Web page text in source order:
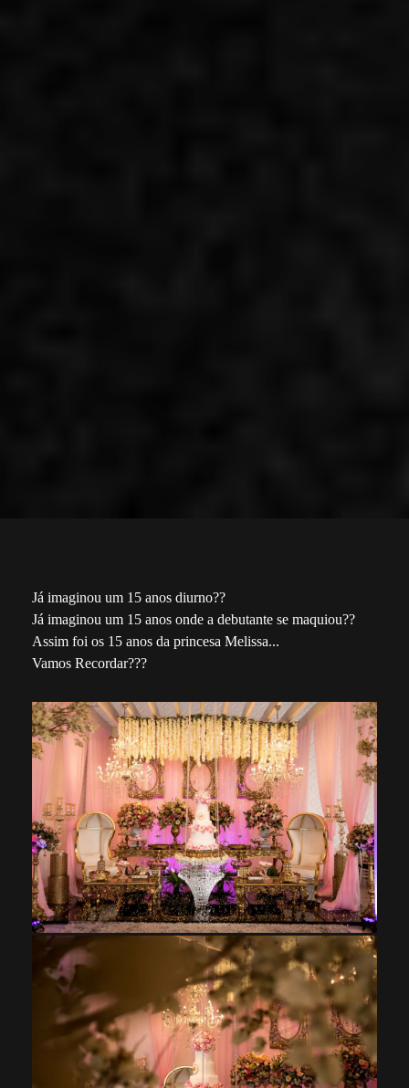
Já imaginou um 15 anos diurno??
Já imaginou um 15 anos onde a debutante se maquiou??
Assim foi os 15 anos da princesa Melissa...
Vamos Recordar???